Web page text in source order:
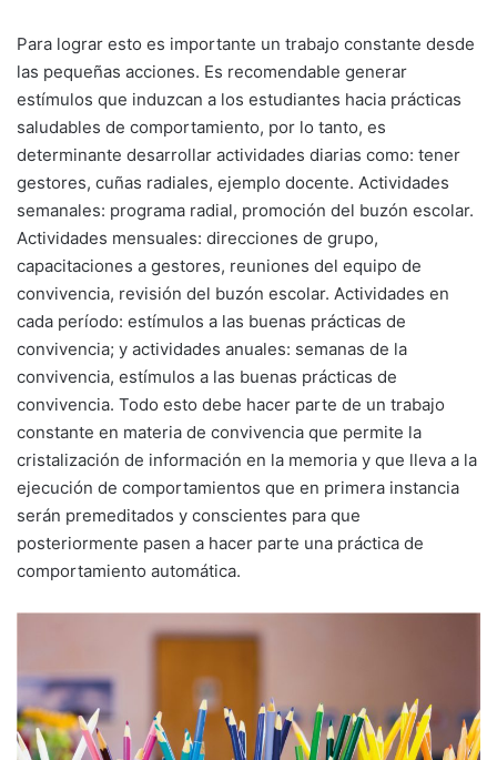
Para lograr esto es importante un trabajo constante desde
las pequeñas acciones. Es recomendable generar
estímulos que induzcan a los estudiantes hacia prácticas
saludables de comportamiento, por lo tanto, es
determinante desarrollar actividades diarias como: tener
gestores, cuñas radiales, ejemplo docente. Actividades
semanales: programa radial, promoción del buzón escolar.
Actividades mensuales: direcciones de grupo,
capacitaciones a gestores, reuniones del equipo de
convivencia, revisión del buzón escolar. Actividades en
cada período: estímulos a las buenas prácticas de
convivencia; y actividades anuales: semanas de la
convivencia, estímulos a las buenas prácticas de
convivencia. Todo esto debe hacer parte de un trabajo
constante en materia de convivencia que permite la
cristalización de información en la memoria y que lleva a la
ejecución de comportamientos que en primera instancia
serán premeditados y conscientes para que
posteriormente pasen a hacer parte una práctica de
comportamiento automática.